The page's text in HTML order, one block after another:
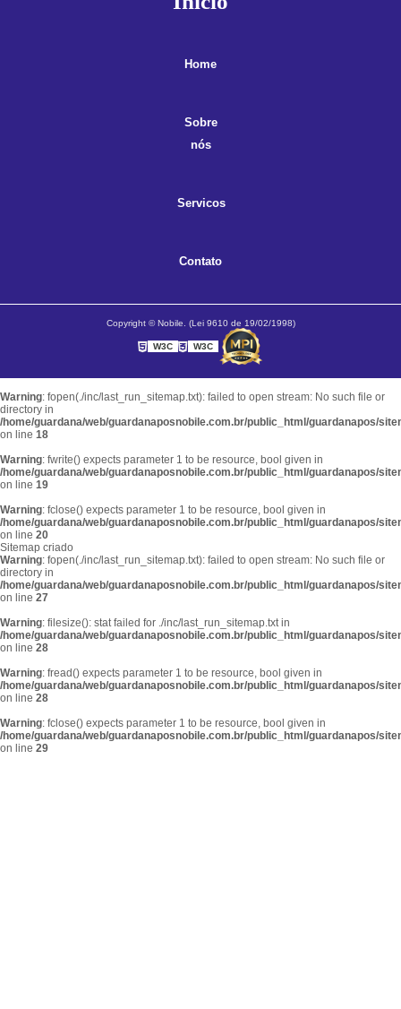
Home
Sobre
nós
Servicos
Contato
Copyright © Nobile. (Lei 9610 de 19/02/1998)
W3C W3C
Warning: fopen(./inc/last_run_sitemap.txt): failed to open stream: No such file or
directory in
/home/guardana/web/guardanaposnobile.com.br/public_html/guardanapos/
on line 18
Warning: fwrite() expects parameter 1 to be resource, bool given in
/home/guardana/web/guardanaposnobile.com.br/public_html/guardanapos/
on line 19
Warning: fclose() expects parameter 1 to be resource, bool given in
/home/guardana/web/guardanaposnobile.com.br/public_html/guardanapos/
on line 20
Sitemap criado
Warning: fopen(./inc/last_run_sitemap.txt): failed to open stream: No such file or
directory in
/home/guardana/web/guardanaposnobile.com.br/public_html/guardanapos/
on line 27
Warning: filesize(): stat failed for ./inc/last_run_sitemap.txt in
/home/guardana/web/guardanaposnobile.com.br/public_html/guardanapos/
on line 28
Warning: fread() expects parameter 1 to be resource, bool given in
/home/guardana/web/guardanaposnobile.com.br/public_html/guardanapos/
on line 28
Warning: fclose() expects parameter 1 to be resource, bool given in
/home/guardana/web/guardanaposnobile.com.br/public_html/guardanapos/
on line 29